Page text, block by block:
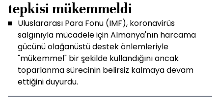
tepkisi mükemmeldi
Uluslararası Para Fonu (IMF), koronavirüs
salgınıyla mücadele için Almanya'nın harcama
gücünü olağanüstü destek önlemleriyle
"mükemmel" bir şekilde kullandığını ancak
toparlanma sürecinin belirsiz kalmaya devam
ettiğini duyurdu.